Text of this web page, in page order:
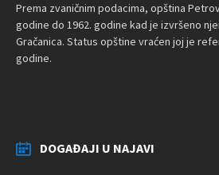
Prema zvaničnim podacima, opština
godine do 1962. godine kad je izvršeno
Gračanica. Status opštine vraćen joj je
godine.
DOGAĐAJI U NAJAVI